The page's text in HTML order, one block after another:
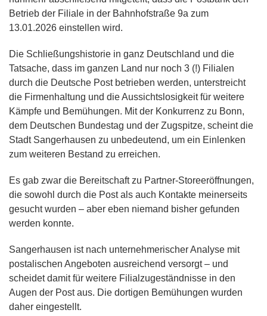
Betrieb der Filiale in der Bahnhofstraße 9a zum
13.01.2026 einstellen wird.
Die Schließungshistorie in ganz Deutschland und die
Tatsache, dass im ganzen Land nur noch 3 (!) Filialen
durch die Deutsche Post betrieben werden, unterstreicht
die Firmenhaltung und die Aussichtslosigkeit für weitere
Kämpfe und Bemühungen. Mit der Konkurrenz zu Bonn,
dem Deutschen Bundestag und der Zugspitze, scheint die
Stadt Sangerhausen zu unbedeutend, um ein Einlenken
zum weiteren Bestand zu erreichen.
Es gab zwar die Bereitschaft zu Partner-Storeeröffnungen,
die sowohl durch die Post als auch Kontakte meinerseits
gesucht wurden – aber eben niemand bisher gefunden
werden konnte.
Sangerhausen ist nach unternehmerischer Analyse mit
postalischen Angeboten ausreichend versorgt – und
scheidet damit für weitere Filialzugeständnisse in den
Augen der Post aus. Die dortigen Bemühungen wurden
daher eingestellt.